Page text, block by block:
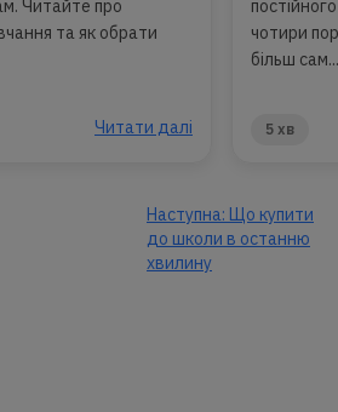
Читайте про
та як обрати
Читати далі
чотири
більш сам...
5 хв
Наступна: Що купити
до школи в останню
хвилину